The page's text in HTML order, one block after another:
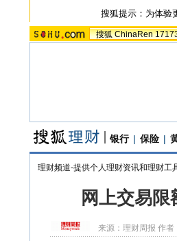
搜狐提示：为体验
搜狐 ChinaRen
银行 | 保险 |
理财频道-提供个人理财资讯和理财工
网上交易
来源： 理财周报 作者